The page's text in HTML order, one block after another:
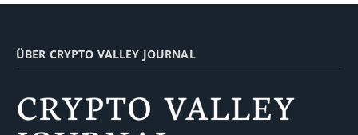
ÜBER CRYPTO VALLEY JOURNAL